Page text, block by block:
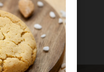
Terrassa